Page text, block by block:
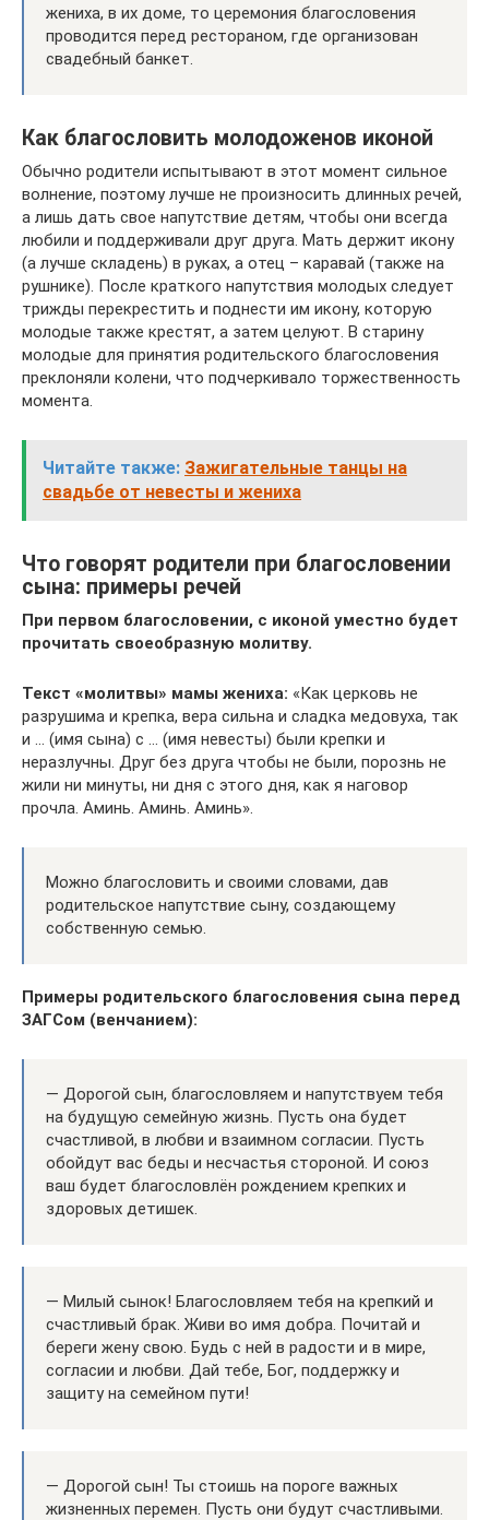
жениха, в их доме, то церемония благословения
проводится перед рестораном, где организован
свадебный банкет.
Как благословить молодоженов иконой
Обычно родители испытывают в этот момент сильное
волнение, поэтому лучше не произносить длинных речей,
а лишь дать свое напутствие детям, чтобы они всегда
любили и поддерживали друг друга. Мать держит икону
(а лучше складень) в руках, а отец – каравай (также на
рушнике). После краткого напутствия молодых следует
трижды перекрестить и поднести им икону, которую
молодые также крестят, а затем целуют. В старину
молодые для принятия родительского благословения
преклоняли колени, что подчеркивало торжественность
момента.
Читайте также: Зажигательные танцы на
свадьбе от невесты и жениха
Что говорят родители при благословении
сына: примеры речей
При первом благословении, с иконой уместно будет
прочитать своеобразную молитву.
Текст «молитвы» мамы жениха: «Как церковь не
разрушима и крепка, вера сильна и сладка медовуха, так
и … (имя сына) с … (имя невесты) были крепки и
неразлучны. Друг без друга чтобы не были, порознь не
жили ни минуты, ни дня с этого дня, как я наговор
прочла. Аминь. Аминь. Аминь».
Можно благословить и своими словами, дав
родительское напутствие сыну, создающему
собственную семью.
Примеры родительского благословения сына перед
ЗАГСом (венчанием):
— Дорогой сын, благословляем и напутствуем тебя
на будущую семейную жизнь. Пусть она будет
счастливой, в любви и взаимном согласии. Пусть
обойдут вас беды и несчастья стороной. И союз
ваш будет благословлён рождением крепких и
здоровых детишек.
— Милый сынок! Благословляем тебя на крепкий и
счастливый брак. Живи во имя добра. Почитай и
береги жену свою. Будь с ней в радости и в мире,
согласии и любви. Дай тебе, Бог, поддержку и
защиту на семейном пути!
— Дорогой сын! Ты стоишь на пороге важных
жизненных перемен. Пусть они будут счастливыми.